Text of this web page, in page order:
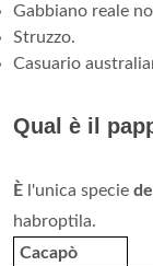
Gabbiano reale
Struzzo.
Casuario
Qual è il
È l'unica specie del
habroptila.
Cacapò